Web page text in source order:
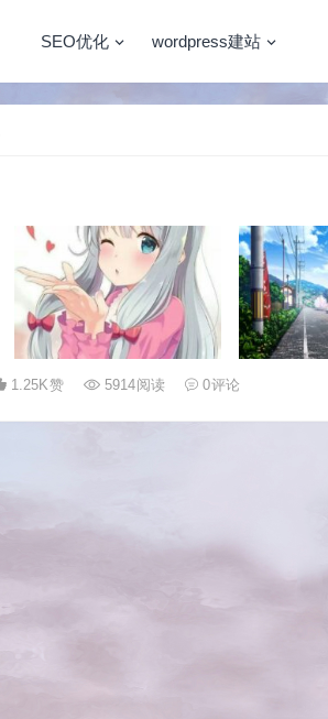
SEO优化 wordpress建站
1.25K赞 5914阅读 0评论